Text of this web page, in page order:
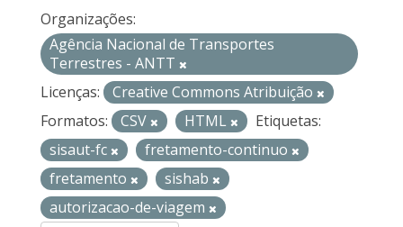
Organizações:
Agência Nacional de Transportes
Terrestres - ANTT
Licenças:
Creative Commons Atribuição
Formatos:
CSV HTML
Etiquetas:
sisaut-fc
fretamento-continuo
fretamento
sishab
autorizacao-de-viagem